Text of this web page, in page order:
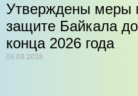
Утверждены меры
защите Байкала до
конца 2026 года
06.08.2026